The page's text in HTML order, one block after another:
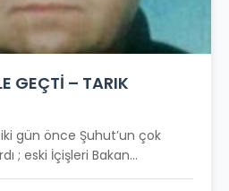
GEÇTİ – TARIK
gün önce Şuhut’un çok
; eski İçişleri Bakan...